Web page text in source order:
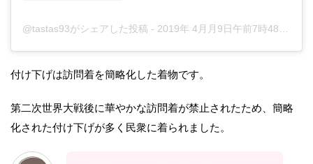
@tastas93がシェアした投稿 - 2019年 4月月9日午前7時48分PDT
付け下げは訪問着を簡略化した着物です。
第二次世界大戦後に華やかな訪問着が禁止されたため、簡略
化された付け下げが多く民衆に着られました。